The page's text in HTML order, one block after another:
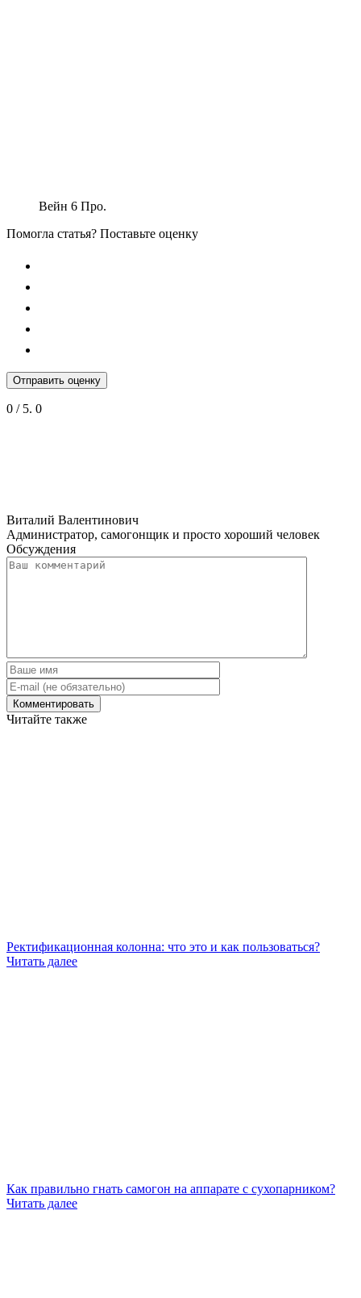
Вейн 6 Про.
Помогла статья? Поставьте оценку
Отправить оценку
0 / 5. 0
Виталий Валентинович
Администратор, самогонщик и просто хороший человек
Обсуждения
Читайте также
Ректификационная колонна: что это и как пользоваться?
Читать далее
Как правильно гнать самогон на аппарате с сухопарником?
Читать далее